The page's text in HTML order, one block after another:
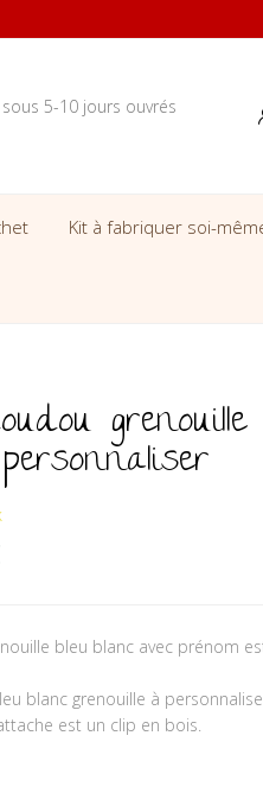
5-10 jours ouvrés
Kit à fabriquer soi-
était : 17.50 €.
Le prix actuel est :
bleu blanc avec prénom
blanc grenouille à
est un clip en bois.